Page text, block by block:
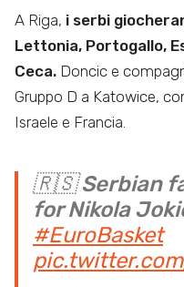
A Riga, i serbi
Lettonia, Portogallo,
Ceca. Doncic e
Gruppo D a Katowice,
Israele e Francia.
🇷🇸 Serbian
for Nikola
#EuroBasket